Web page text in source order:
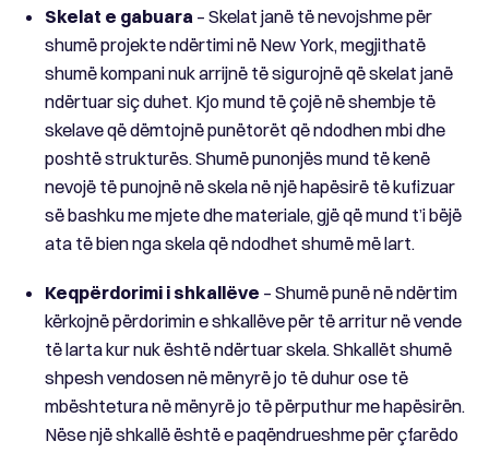
Skelat e gabuara – Skelat janë të nevojshme për
shumë projekte ndërtimi në New York, megjithatë
shumë kompani nuk arrijnë të sigurojnë që skelat janë
ndërtuar siç duhet. Kjo mund të çojë në shembje të
skelave që dëmtojnë punëtorët që ndodhen mbi dhe
poshtë strukturës. Shumë punonjës mund të kenë
nevojë të punojnë në skela në një hapësirë ​​të kufizuar
së bashku me mjete dhe materiale, gjë që mund t’i bëjë
ata të bien nga skela që ndodhet shumë më lart.
Keqpërdorimi i shkallëve – Shumë punë në ndërtim
kërkojnë përdorimin e shkallëve për të arritur në vende
të larta kur nuk është ndërtuar skela. Shkallët shumë
shpesh vendosen në mënyrë jo të duhur ose të
mbështetura në mënyrë jo të përputhur me hapësirën.
Nëse një shkallë është e paqëndrueshme për çfarëdo